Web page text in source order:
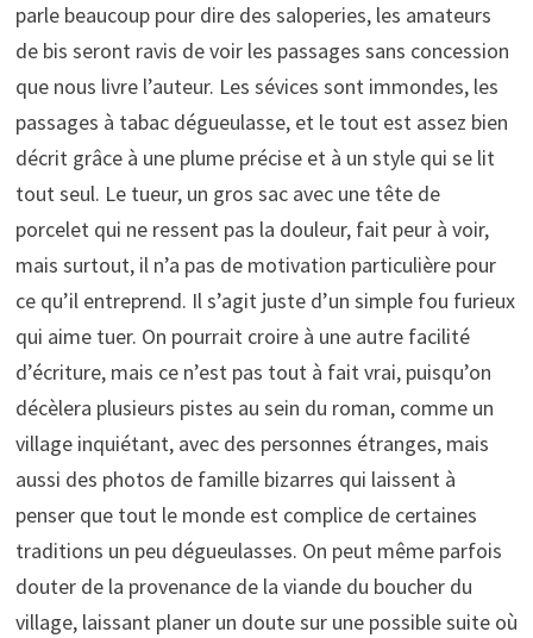
parle beaucoup pour dire des saloperies, les amateurs
de bis seront ravis de voir les passages sans concession
que nous livre l’auteur. Les sévices sont immondes, les
passages à tabac dégueulasse, et le tout est assez bien
décrit grâce à une plume précise et à un style qui se lit
tout seul. Le tueur, un gros sac avec une tête de
porcelet qui ne ressent pas la douleur, fait peur à voir,
mais surtout, il n’a pas de motivation particulière pour
ce qu’il entreprend. Il s’agit juste d’un simple fou furieux
qui aime tuer. On pourrait croire à une autre facilité
d’écriture, mais ce n’est pas tout à fait vrai, puisqu’on
décèlera plusieurs pistes au sein du roman, comme un
village inquiétant, avec des personnes étranges, mais
aussi des photos de famille bizarres qui laissent à
penser que tout le monde est complice de certaines
traditions un peu dégueulasses. On peut même parfois
douter de la provenance de la viande du boucher du
village, laissant planer un doute sur une possible suite où